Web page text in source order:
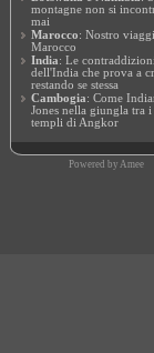
montagne non si
mai
Marocco: Nostro
Marocco
India: Le contraddizioni
dell'India che prova a
restando se stessa
Cambogia: Come
Jones nella giungla tra i
templi di Angkor
Powered by Amee